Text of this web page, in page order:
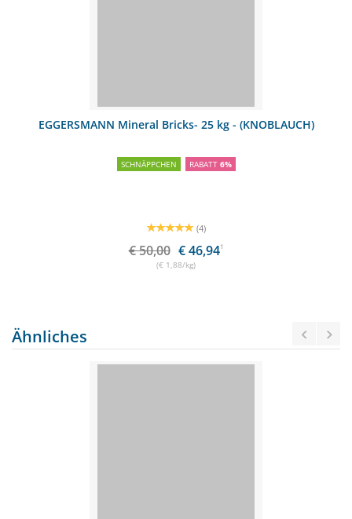
EGGERSMANN Mineral Bricks- 25 kg - (KNOBLAUCH)
SCHNÄPPCHEN RABATT 6%
(4)
€ 50,00 € 46,941
(€ 1,88/kg)
Ähnliches